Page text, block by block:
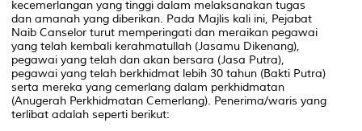
kecemerlangan yang tinggi dalam melaksanakan tugas
dan amanah yang diberikan. Pada Majlis kali ini, Pejabat
Naib Canselor turut memperingati dan meraikan pegawai
yang telah kembali kerahmatullah (Jasamu Dikenang),
pegawai yang telah dan akan bersara (Jasa Putra),
pegawai yang telah berkhidmat lebih 30 tahun (Bakti Putra)
serta mereka yang cemerlang dalam perkhidmatan
(Anugerah Perkhidmatan Cemerlang). Penerima/waris yang
terlibat adalah seperti berikut: